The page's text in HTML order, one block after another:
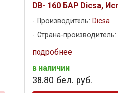
DB- 160 БАР Dicsa,
Производитель: Dicsa
Страна-
подробнее
в наличии
38.80 бел. руб.